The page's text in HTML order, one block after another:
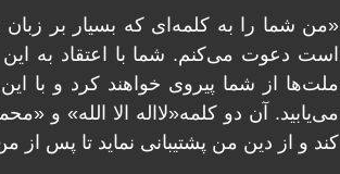
«من شما را به کلمه‌ای که بسیار بر
است دعوت می‌کنم. شما با اعتقاد به
ملت‌ها از شما پیروی خواهند کرد و با
می‌یابید. آن دو کلمه«لااله الا الله»
کند و از دین من پشتیبانی نماید تا پس